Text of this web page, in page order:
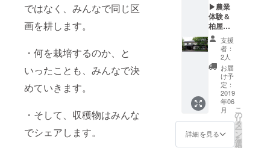
ではなく、みんなで同じ区
画を耕します。
・何を栽培するのか、と
いったことも、みんなで決
めていきます。
・そして、収穫物はみんな
でシェアします。
ディン
グへの
お礼
メール
を心を
込めて
お送り
しま
す。
（2019
年7月～
8月ころ
定）
ぺース
も併せ
て利用
してい
ただけ
ます。
12chデ
ジタル
ミキ
サー ・
ワイヤ
レスマ
イク×2
・パ
ワード
スピー
カー×2
・業務
用CDプ
レー
▶農業
体験＆
柏屋旅
館個室4
名1泊券
（また
はドミ
トリー1
名4泊）
+お礼
メール
市中
込、
シェア
支援
者：
2人
お届
け予
定：
2019
年06
月
詳細を見る
こ
の
リ
タ
ー
ン
を
選